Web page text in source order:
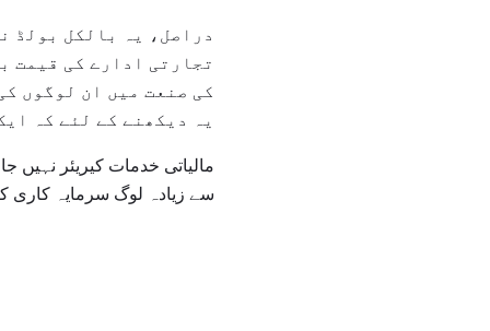
دراصل، یہ بالکل بولڈ
تجارتی ادارے کی قیمت
کی صنعت میں ان لوگوں
یہ دیکھنے کے لئے کہ
مالیاتی خدمات کیریئر نہیں
سے زیادہ لوگ سرمایہ کاری